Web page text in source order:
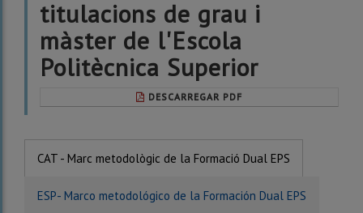
titulacions de grau i
màster de l'Escola
Politècnica Superior
DESCARREGAR PDF
CAT - Marc metodològic de la Formació Dual EPS
ESP- Marco metodológico de la Formación Dual EPS